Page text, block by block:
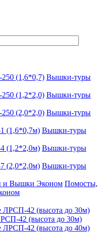
Вышки-туры
Вышки-туры
Вышки-туры
Вышки-туры
Вышки-туры
Вышки-туры
Помосты,
42 (высота до 30м)